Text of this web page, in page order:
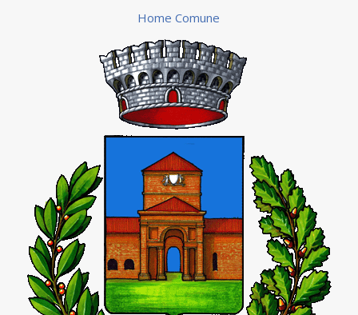
Home Comune